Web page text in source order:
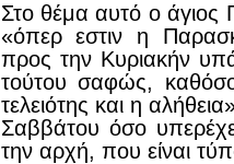
Στο θέμα αυτό ο άγιος
«όπερ εστιν η
προς την Κυριακήν
τούτου σαφώς,
τελειότης και η
Σαββάτου όσο
την αρχή, που είναι